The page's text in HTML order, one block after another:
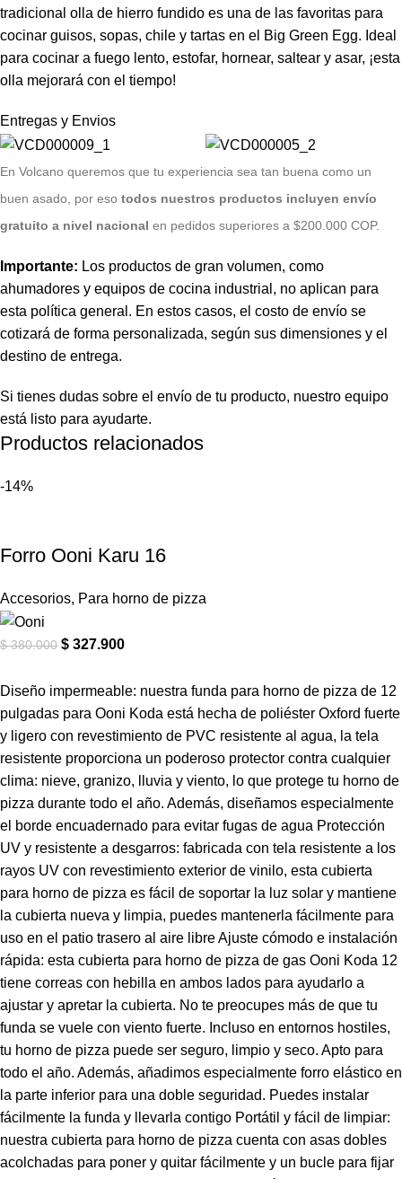
tradicional olla de hierro fundido es una de las favoritas para
cocinar guisos, sopas, chile y tartas en el Big Green Egg. Ideal
para cocinar a fuego lento, estofar, hornear, saltear y asar, ¡esta
olla mejorará con el tiempo!
Entregas y Envios
En Volcano queremos que tu experiencia sea tan buena como un
buen asado, por eso todos nuestros productos incluyen envío
gratuito a nivel nacional en pedidos superiores a $200.000 COP.
Importante: Los productos de gran volumen, como
ahumadores y equipos de cocina industrial, no aplican para
esta política general. En estos casos, el costo de envío se
cotizará de forma personalizada, según sus dimensiones y el
destino de entrega.
Si tienes dudas sobre el envío de tu producto, nuestro equipo
está listo para ayudarte.
Productos relacionados
-14%
Forro Ooni Karu 16
Accesorios, Para horno de pizza
$380.000 $ 327.900
Diseño impermeable: nuestra funda para horno de pizza de 12
pulgadas para Ooni Koda está hecha de poliéster Oxford fuerte
y ligero con revestimiento de PVC resistente al agua, la tela
resistente proporciona un poderoso protector contra cualquier
clima: nieve, granizo, lluvia y viento, lo que protege tu horno de
pizza durante todo el año. Además, diseñamos especialmente
el borde encuadernado para evitar fugas de agua Protección
UV y resistente a desgarros: fabricada con tela resistente a los
rayos UV con revestimiento exterior de vinilo, esta cubierta
para horno de pizza es fácil de soportar la luz solar y mantiene
la cubierta nueva y limpia, puedes mantenerla fácilmente para
uso en el patio trasero al aire libre Ajuste cómodo e instalación
rápida: esta cubierta para horno de pizza de gas Ooni Koda 12
tiene correas con hebilla en ambos lados para ayudarlo a
ajustar y apretar la cubierta. No te preocupes más de que tu
funda se vuele con viento fuerte. Incluso en entornos hostiles,
tu horno de pizza puede ser seguro, limpio y seco. Apto para
todo el año. Además, añadimos especialmente forro elástico en
la parte inferior para una doble seguridad. Puedes instalar
fácilmente la funda y llevarla contigo Portátil y fácil de limpiar:
nuestra cubierta para horno de pizza cuenta con asas dobles
acolchadas para poner y quitar fácilmente y un bucle para fijar